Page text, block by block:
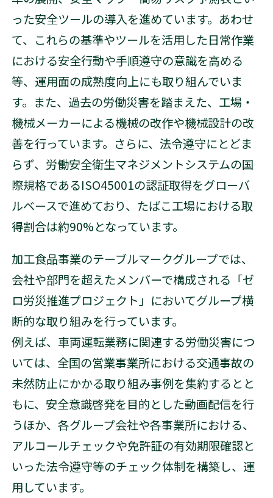
った安全ツールの導入を進めています。あわせ
て、これらの基準やツールを活用した日常作業
における安全行動や手順遵守の意識を高める
等、運用面の成熟度向上にも取り組んでいま
す。また、過去の労働災害を踏まえた、工場・
機械メーカーによる機械の改作や機械設計の改
善を行っています。さらに、法令遵守にとどま
らず、労働安全衛生マネジメントシステムの国
際規格であるISO45001の認証取得をグローバ
ルベースで進めており、たばこ工場における取
得割合は約90%となっています。
加工食品事業のテーブルマークグループでは、
会社や部門を超えたメンバーで構成される「ゼ
ロ労災推進プロジェクト」においてグループ横
断的な取り組みを行っています。
例えば、車両運転業務に関連する労働災害につ
いては、全国の営業事業所における交通事故の
未然防止にかかる取り組み事例を集約するとと
もに、安全意識啓発を目的とした動画配信を行
うほか、各グループ会社や各事業所における、
アルコールチェックや免許証の有効期限確認と
いった法令遵守等のチェック体制を構築し、運
用しています。